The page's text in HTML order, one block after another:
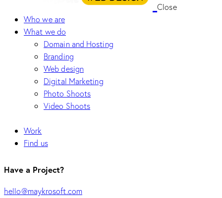
Close
Who we are
What we do
Domain and Hosting
Branding
Web design
Digital Marketing
Photo Shoots
Video Shoots
Work
Find us
Have a Project?
hello@maykrosoft.com